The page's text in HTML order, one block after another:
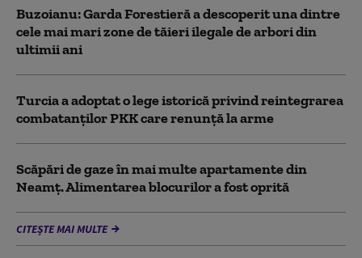
Buzoianu: Garda Forestieră a descoperit una dintre
cele mai mari zone de tăieri ilegale de arbori din
ultimii ani
Turcia a adoptat o lege istorică privind reintegrarea
combatanţilor PKK care renunţă la arme
Scăpări de gaze în mai multe apartamente din
Neamț. Alimentarea blocurilor a fost oprită
CITEȘTE MAI MULTE